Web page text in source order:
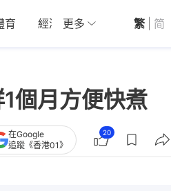
育 經濟 01深圳 觀點
更多 繁 简
個月方便快煮
在Google
追蹤《香港01》
20